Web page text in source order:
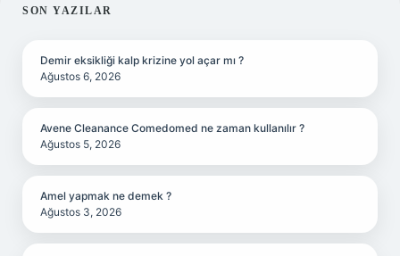
SIDEBAR
SON YAZILAR
Demir eksikliği kalp krizine yol açar mı ?
Ağustos 6, 2026
Avene Cleanance Comedomed ne zaman kullanılır ?
Ağustos 5, 2026
Amel yapmak ne demek ?
Ağustos 3, 2026